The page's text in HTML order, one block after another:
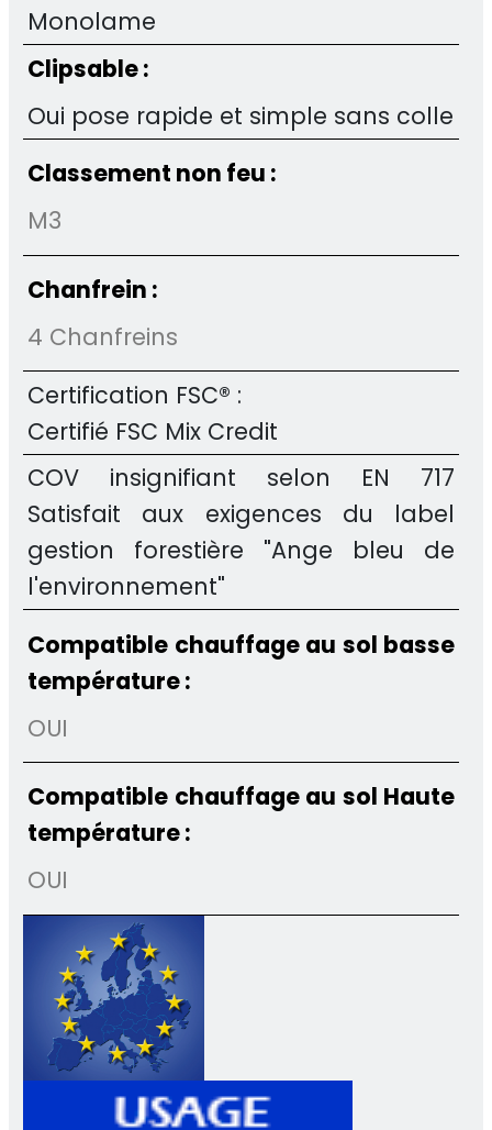
Monolame
Clipsable :
Oui pose rapide et simple sans colle
Classement non feu :
M3
Chanfrein :
4 Chanfreins
Certification FSC® :
Certifié FSC Mix Credit
COV insignifiant selon EN 717
Satisfait aux exigences du label
gestion forestière "Ange bleu de
l'environnement"
Compatible chauffage au sol basse
température :
OUI
Compatible chauffage au sol Haute
température :
OUI